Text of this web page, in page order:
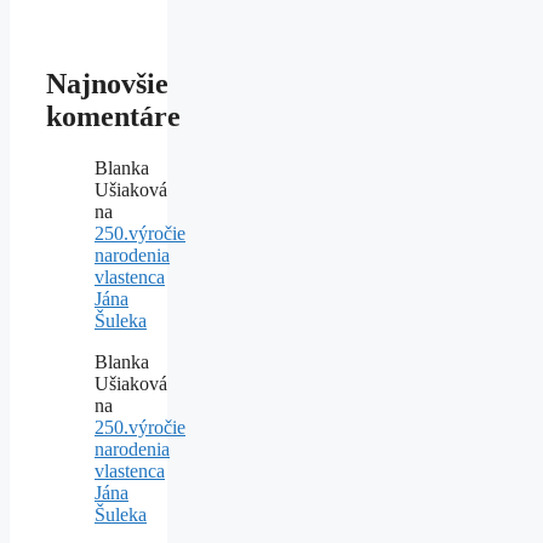
Najnovšie
komentáre
Blanka
Ušiaková
na
250.výročie
narodenia
vlastenca
Jána
Šuleka
Blanka
Ušiaková
na
250.výročie
narodenia
vlastenca
Jána
Šuleka